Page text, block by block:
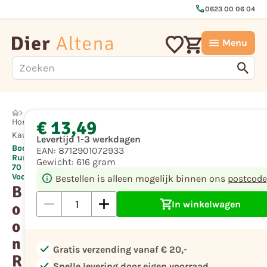
call0623 00 06 04
Menu
Hond
Kauwsnacks
Boon
Runderkophuid
70 cm
Voordeelzak
B
o
o
n
R
€ 13,49
Levertijd 1-3 werkdagen
EAN: 8712901072933
Gewicht: 616 gram
Bestellen is alleen mogelijk binnen ons
In winkelwagen
check Gratis verzending vanaf € 20,-